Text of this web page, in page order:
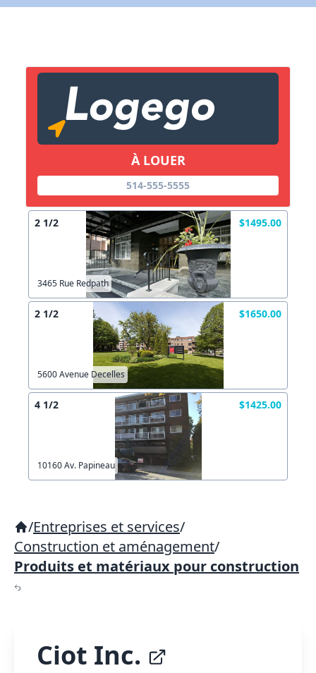
À LOUER
514-555-5555
2 1/2 $1495.00
3465 Rue Redpath
2 1/2 $1650.00
5600 Avenue Decelles
4 1/2 $1425.00
10160 Av. Papineau
/Entreprises et services/
Construction et aménagement/
Produits et matériaux pour construction
Ciot Inc.
Lien vers inscription (sera inclus dans courriel)
Copier lien
X Fermer
X Fermer